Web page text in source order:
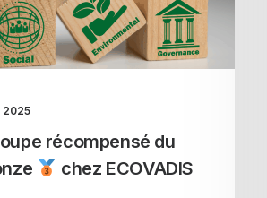
2025
récompensé du
chez ECOVADIS